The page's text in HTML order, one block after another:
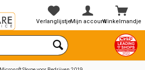
Winkelmandje
VerlanglijstjeMijn account